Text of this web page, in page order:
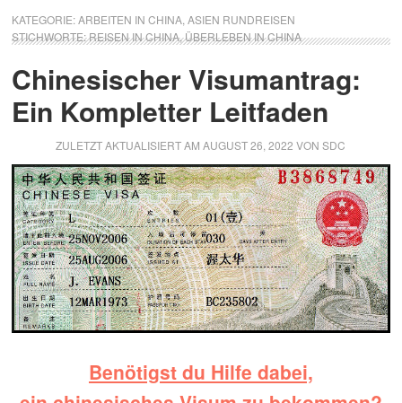
KATEGORIE:ARBEITEN IN CHINA,ASIEN RUNDREISEN
STICHWORTE:REISEN IN CHINA,ÜBERLEBEN IN CHINA
Chinesischer Visumantrag:
Ein Kompletter Leitfaden
ZULETZT AKTUALISIERT AMAUGUST 26, 2022 VONSDC
Benötigst du Hilfe dabei,